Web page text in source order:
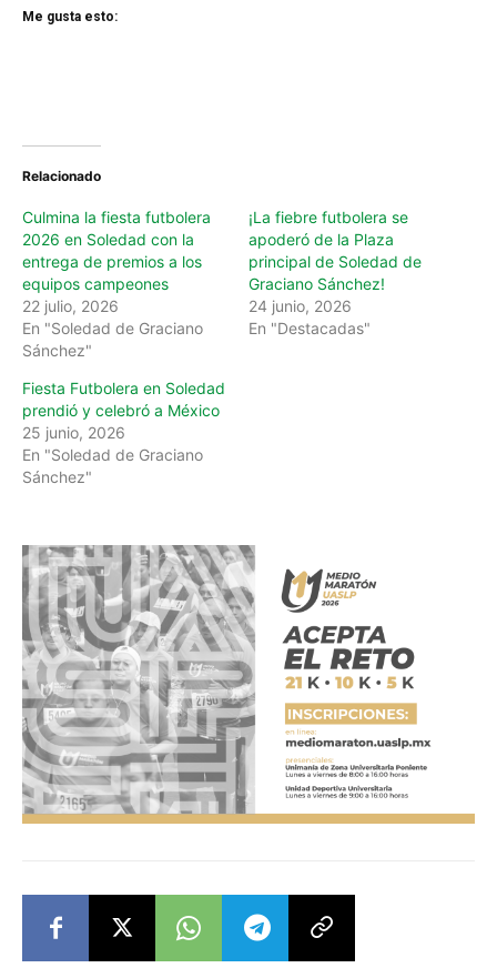
Me gusta esto:
Relacionado
Culmina la fiesta futbolera
2026 en Soledad con la
entrega de premios a los
equipos campeones
22 julio, 2026
En "Soledad de Graciano
Sánchez"
¡La fiebre futbolera se
apoderó de la Plaza
principal de Soledad de
Graciano Sánchez!
24 junio, 2026
En "Destacadas"
Fiesta Futbolera en Soledad
prendió y celebró a México
25 junio, 2026
En "Soledad de Graciano
Sánchez"